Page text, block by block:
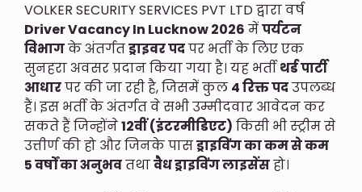
VOLKER SECURITY SERVICES PVT LTD द्वारा वर्ष
Driver Vacancy In Lucknow 2026 मेंपर्यटन
विभागके अंतर्गतड्राइवर पदपर भर्ती के लिए एक
सुनहरा अवसर प्रदान किया गया है। यह भर्तीथर्ड पार्टी
आधारपर की जा रही है, जिसमें कुल 4 रिक्त पदउपलब्ध
हैं। इस भर्ती के अंतर्गत वे सभी उम्मीदवार आवेदन कर
सकते हैं जिन्होंने12वीं (इंटरमीडिएट) किसी भी स्ट्रीम से
उत्तीर्ण की हो और जिनके पासड्राइविंग का कम से कम
5 वर्षों का अनुभवतथावैध ड्राइविंग लाइसेंसहो।